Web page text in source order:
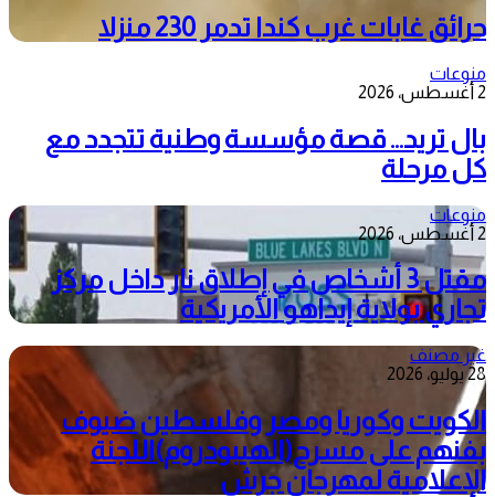
حرائق غابات غرب كندا تدمر 230 منزلا
منوعات
2 أغسطس، 2026
بال تريد… قصة مؤسسة وطنية تتجدد مع
كل مرحلة
منوعات
2 أغسطس، 2026
مقتل 3 أشخاص في إطلاق نار داخل مركز
تجاري بولاية إيداهو الأمريكية
غير مصنف
28 يوليو، 2026
الكويت وكوريا ومصر وفلسطين ضيوف
بفنهم على مسرح(الهيبودروم)اللجنة
الإعلامية لمهرجان جرش